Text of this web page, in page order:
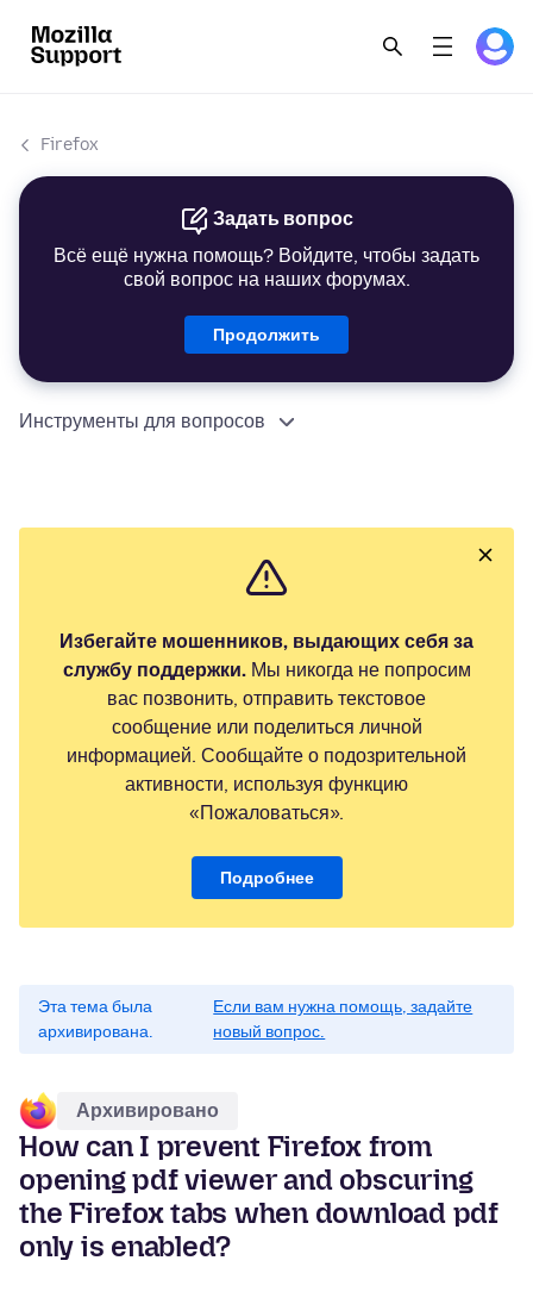
Firefox
Задать вопрос
Всё ещё нужна помощь? Войдите, чтобы задать
свой вопрос на наших форумах.
Продолжить
Инструменты для вопросов
Избегайте мошенников, выдающих себя за
службу поддержки.Мы никогда не попросим
вас позвонить, отправить текстовое
сообщение или поделиться личной
информацией. Сообщайте о подозрительной
активности, используя функцию
«Пожаловаться».
Подробнее
Эта тема была
архивирована.
Если вам нужна помощь, задайте
новый вопрос.
Архивировано
How can I prevent Firefox from
opening pdf viewer and obscuring
the Firefox tabs when download pdf
only is enabled?